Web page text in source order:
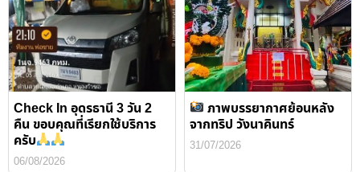
Check In อุดรธานี 3 วัน 2
คืน ขอบคุณที่เรียกใช้บริการ
ครับ
06/08/2026
ภาพบรรยากาศย้อนหลัง
จากทริป วังนาคินทร์
31/07/2026